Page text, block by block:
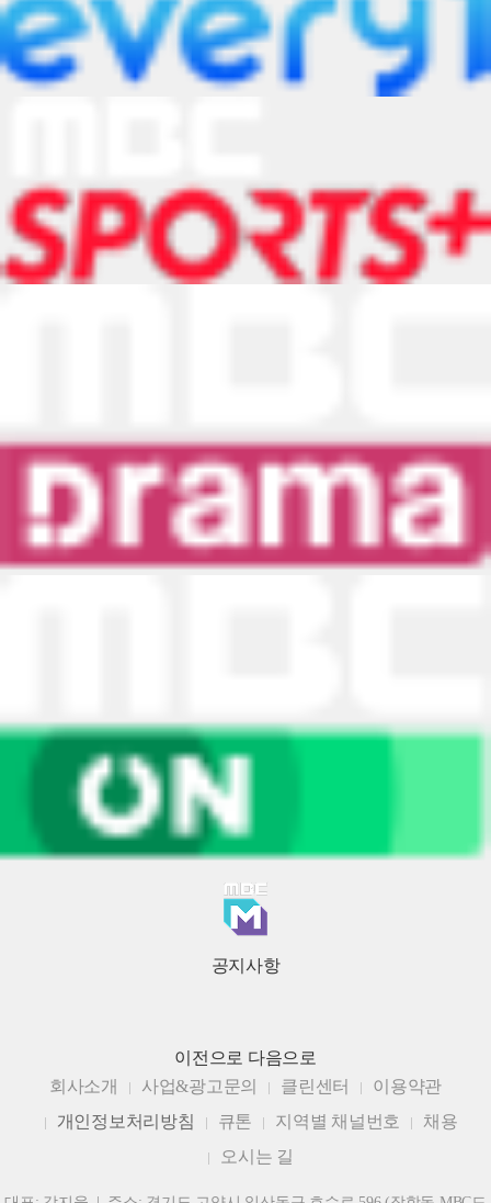
공지사항
이전으로 다음으로
회사소개
사업&광고문의 클린센터
이용약관
개인정보처리방침
큐톤 지역별 채널번호
채용
오시는 길